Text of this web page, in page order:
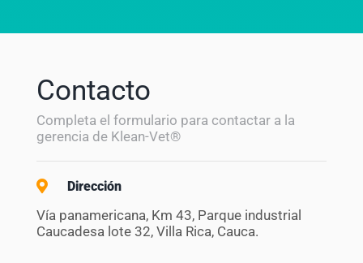
Contacto
Completa el formulario para contactar a la
gerencia de Klean-Vet®
Dirección
Vía panamericana, Km 43, Parque industrial
Caucadesa lote 32, Villa Rica, Cauca.